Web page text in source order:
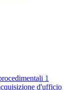
1
d'ufficio